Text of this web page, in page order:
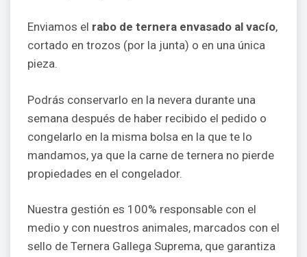
Enviamos el rabo de ternera envasado al vacío,
cortado en trozos (por la junta) o en una única
pieza.
Podrás conservarlo en la nevera durante una
semana después de haber recibido el pedido o
congelarlo en la misma bolsa en la que te lo
mandamos, ya que la carne de ternera no pierde
propiedades en el congelador.
Nuestra gestión es 100% responsable con el
medio y con nuestros animales, marcados con el
sello de Ternera Gallega Suprema, que garantiza